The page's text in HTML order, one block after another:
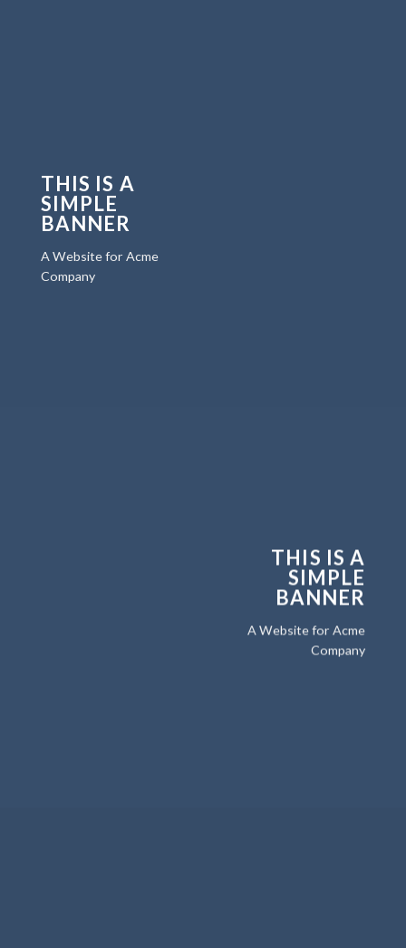
THIS IS A
SIMPLE
BANNER
A Website for Acme
Company
THIS IS A
SIMPLE
BANNER
A Website for Acme
Company